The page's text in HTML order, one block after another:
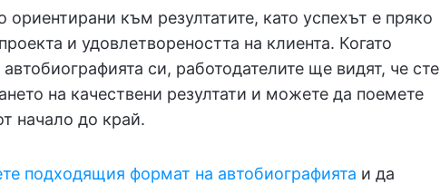
към резултатите, като успехът е пряко
и удовлетвореността на клиента. Когато
си, работодателите ще видят, че сте
на качествени резултати и можете да поемете
начало до край.
подходящия формат на автобиографията и да